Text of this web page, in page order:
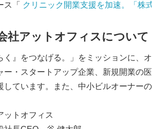
ス「 クリニック開業支援を加速。「株
社アットオフィスについて
く』をつなげる。」をミッションに、
ー・スタートアップ企業、新規開業の
しています。また、中小ビルオーナー
ットオフィス